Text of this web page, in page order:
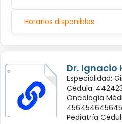
Horarios disponibles
Dr. Ignacio
Especialidad:
Cédula:
Oncología
Pediatría